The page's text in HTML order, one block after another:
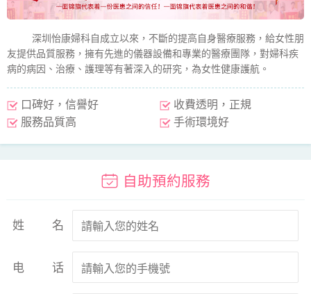
深圳怡康婦科自成立以來，不斷的提高自身醫療服務，給女性朋
友提供品質服務，擁有先進的儀器設備和專業的醫療團隊，對婦科疾
病的病因、治療、護理等有著深入的研究，為女性健康護航。
口碑好，信譽好
服務品質高
收費透明，正規
手術環境好
自助預約服務
姓名
电话